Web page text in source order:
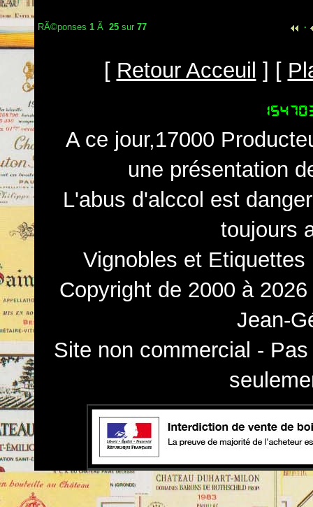
RÃ©ponses 1 Ã 25 sur 77 ·
[ Retour Acceuil ] [
A ce jour,17000
une présentation
L'abus d'alccol est
toujours
Vignobles et
Copyright de 2000 à
Jean-
Site non commercial -